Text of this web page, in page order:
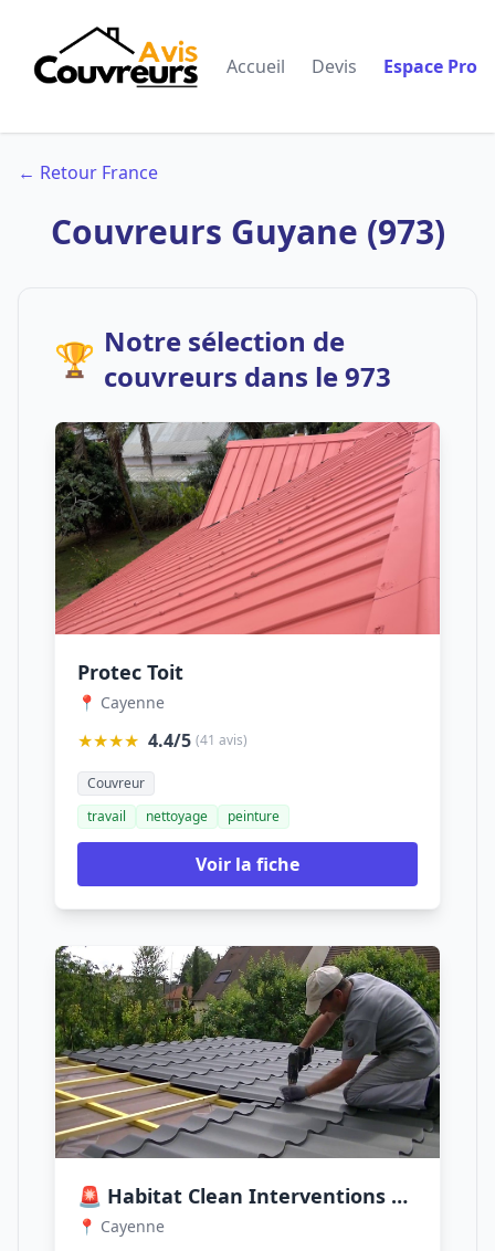
Accueil Devis Espace Pro
← Retour France
Couvreurs Guyane (973)
🏆 Notre sélection de
couvreurs dans le 973
Protec Toit
📍 Cayenne
★★★★ 4.4/5 (41 avis)
Couvreur
travail
nettoyage peinture
Voir la fiche
🚨 Habitat Clean Interventions Anti fuites Toiture - Entreprise de Toiture en Guyane | Réparation Toiture 24/24
📍 Cayenne